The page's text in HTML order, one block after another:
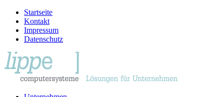
Startseite
Kontakt
Impressum
Datenschutz